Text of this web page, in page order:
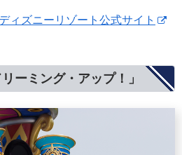
ィズニーリゾート公式サイト
ーミング・アップ！」